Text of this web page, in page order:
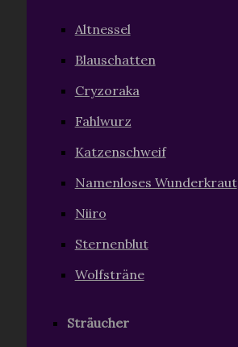
Altnessel
Blauschatten
Cryzoraka
Fahlwurz
Katzenschweif
Namenloses Wunderkraut
Niiro
Sternenblut
Wolfsträne
Sträucher